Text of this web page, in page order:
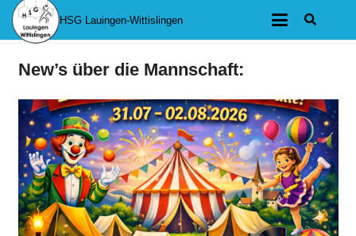
HSG Lauingen-Wittislingen
New’s über die Mannschaft: